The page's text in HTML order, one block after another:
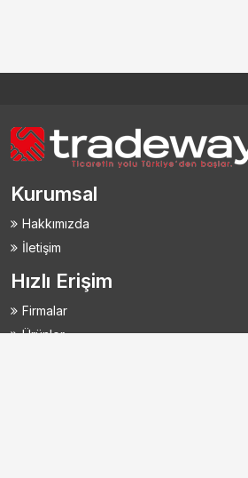
Kurumsal
Hakkımızda
İletişim
Hızlı Erişim
Firmalar
Ürünler